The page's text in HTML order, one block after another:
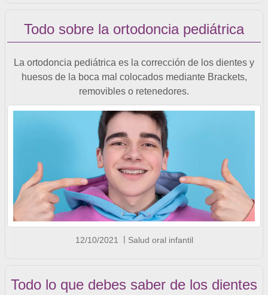
Todo sobre la ortodoncia pediátrica
La ortodoncia pediátrica es la corrección de los dientes y
huesos de la boca mal colocados mediante Brackets,
removibles o retenedores.
12/10/2021 Salud oral infantil
Todo lo que debes saber de los dientes